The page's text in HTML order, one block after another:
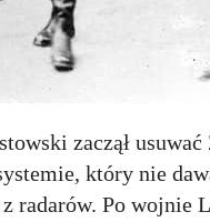
zaczął
który nie
radarów. Po wojnie